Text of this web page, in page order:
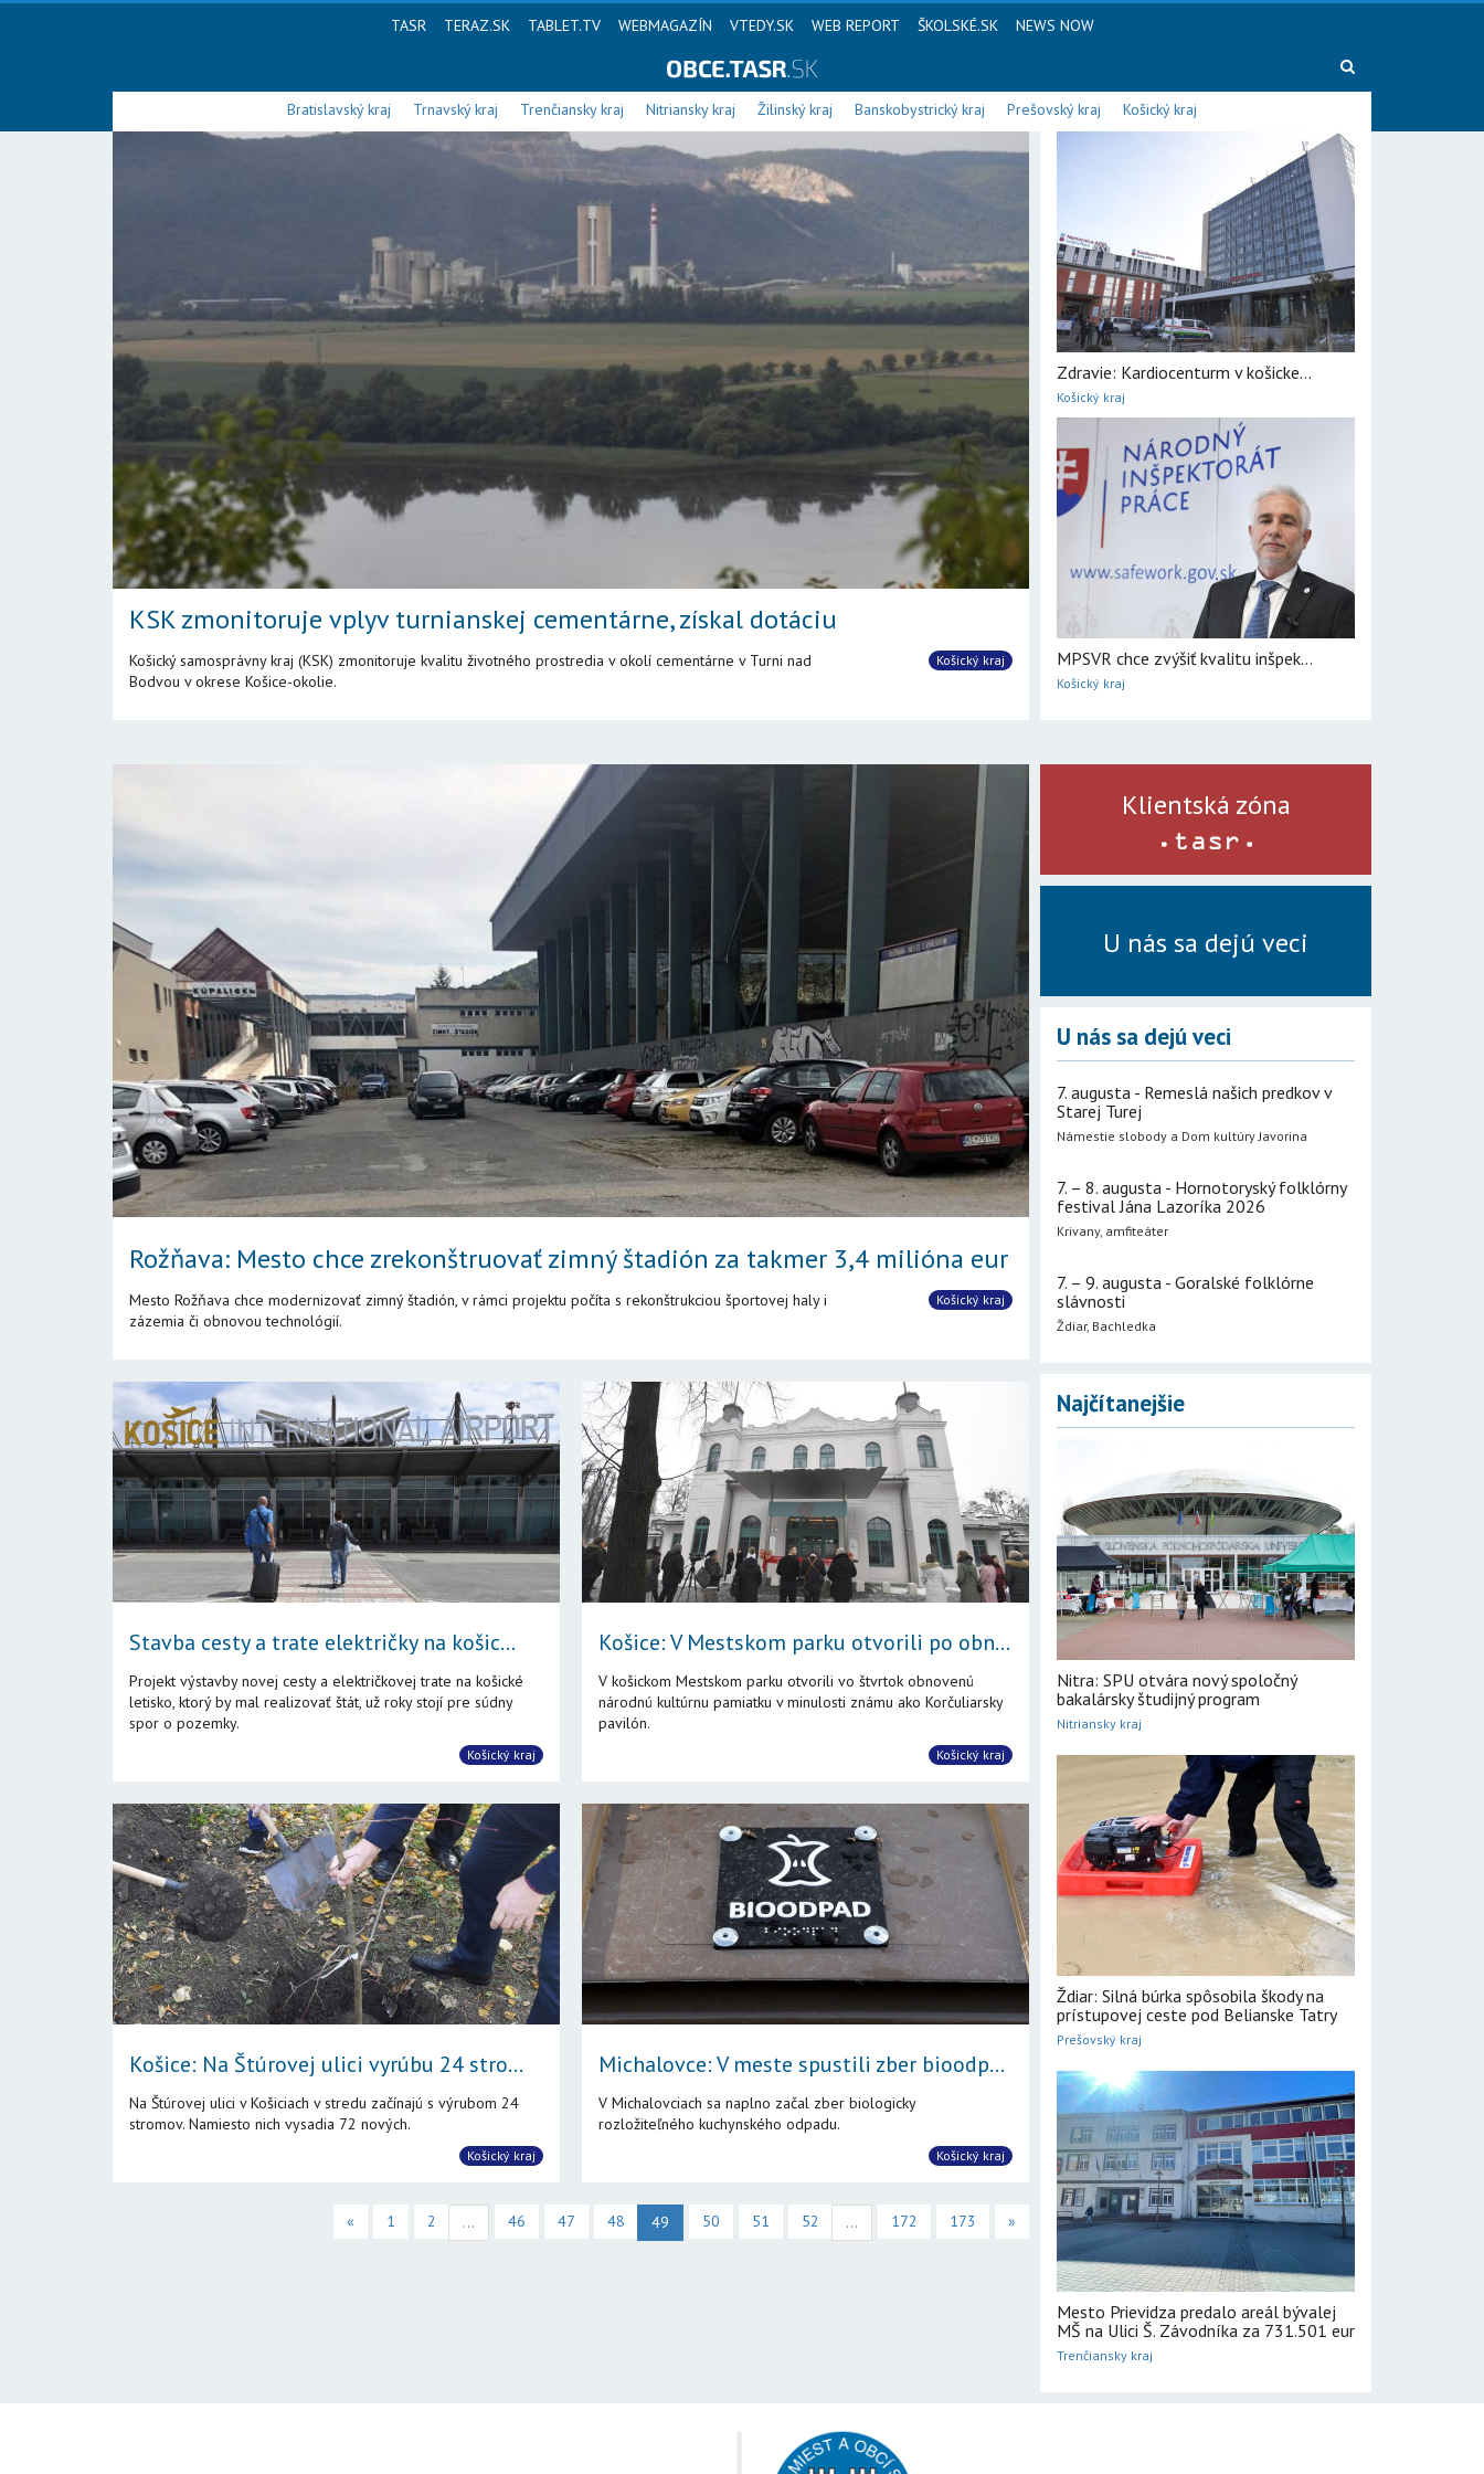
TASR TERAZ.SK TABLET.TV WEBMAGAZÍN VTEDY.SK WEB REPORT ŠKOLSKÉ.SK NEWS NOW
Bratislavský kraj Trnavský kraj Trenčiansky kraj Nitriansky kraj Žilinský kraj Banskobystrický kraj Prešovský kraj Košický kraj
KSK zmonitoruje vplyv turnianskej cementárne, získal dotáciu
Košický samosprávny kraj (KSK) zmonitoruje kvalitu životného prostredia v okolí cementárne v Turni nad
Bodvou v okrese Košice-okolie.
Košický kraj
Zdravie: Kardiocenturm v košicke...
Košický kraj
MPSVR chce zvýšiť kvalitu inšpek...
Košický kraj
Rožňava: Mesto chce zrekonštruovať zimný štadión za takmer 3,4 milióna eur
Mesto Rožňava chce modernizovať zimný štadión, v rámci projektu počíta s rekonštrukciou športovej haly i
zázemia či obnovou technológií.
Košický kraj
Stavba cesty a trate električky na košic...
Projekt výstavby novej cesty a električkovej trate na košické
letisko, ktorý by mal realizovať štát, už roky stojí pre súdny
spor o pozemky.
Košický kraj
Košice: V Mestskom parku otvorili po obn...
V košickom Mestskom parku otvorili vo štvrtok obnovenú
národnú kultúrnu pamiatku v minulosti známu ako Korčuliarsky
pavilón.
Košický kraj
Košice: Na Štúrovej ulici vyrúbu 24 stro...
Na Štúrovej ulici v Košiciach v stredu začínajú s výrubom 24
stromov. Namiesto nich vysadia 72 nových.
Košický kraj
Michalovce: V meste spustili zber bioodp...
V Michalovciach sa naplno začal zber biologicky
rozložiteľného kuchynského odpadu.
Košický kraj
« 1 2 ... 46 47 48 49 50 51 52 ... 172 173 »
Klientská zóna
U nás sa dejú veci
U nás sa dejú veci
7. augusta - Remeslá našich predkov v
Starej Turej
Námestie slobody a Dom kultúry Javorina
7. – 8. augusta - Hornotoryský folklórny
festival Jána Lazoríka 2026
Krivany, amfiteáter
7. – 9. augusta - Goralské folklórne
slávnosti
Ždiar, Bachledka
Najčítanejšie
Nitra: SPU otvára nový spoločný
bakalársky študijný program
Nitriansky kraj
Ždiar: Silná búrka spôsobila škody na
prístupovej ceste pod Belianske Tatry
Prešovský kraj
Mesto Prievidza predalo areál bývalej
MŠ na Ulici Š. Závodníka za 731.501 eur
Trenčiansky kraj